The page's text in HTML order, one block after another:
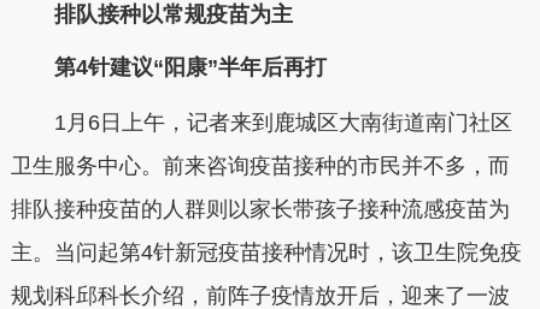
排队接种以常规疫苗为主
第4针建议“阳康”半年后再打
1月6日上午，记者来到鹿城区大南街道南门社区
卫生服务中心。前来咨询疫苗接种的市民并不多，而
排队接种疫苗的人群则以家长带孩子接种流感疫苗为
主。当问起第4针新冠疫苗接种情况时，该卫生院免疫
规划科邱科长介绍，前阵子疫情放开后，迎来了一波